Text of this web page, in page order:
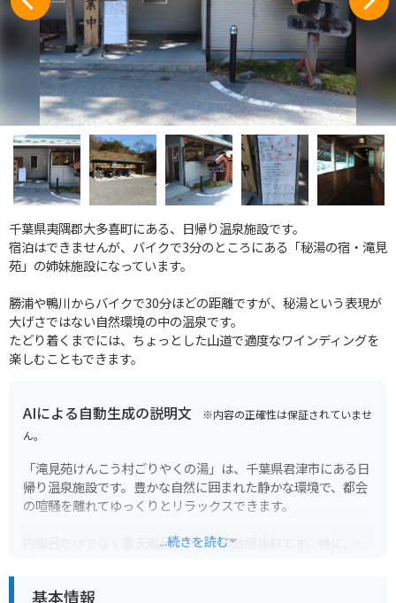
千葉県夷隅郡大多喜町にある、日帰り温泉施設です。
宿泊はできませんが、バイクで3分のところにある「秘湯の宿・滝見
苑」の姉妹施設になっています。
勝浦や鴨川からバイクで30分ほどの距離ですが、秘湯という表現が
大げさではない自然環境の中の温泉です。
たどり着くまでには、ちょっとした山道で適度なワインディングを
楽しむこともできます。
AIによる自動生成の説明文 ※内容の正確性は保証されていませ
ん。
「滝見苑けんこう村ごりやくの湯」は、千葉県君津市にある日
帰り温泉施設です。豊かな自然に囲まれた静かな環境で、都会
の喧騒を離れてゆっくりとリラックスできます。
内風呂だけでなく露天風呂もあり、開放感抜群です。特に、目
...続きを読む
基本情報